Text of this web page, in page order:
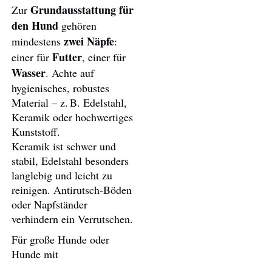
Zur Grundausstattung für
den Hund gehören
mindestens zwei Näpfe:
einer für Futter, einer für
Wasser. Achte auf
hygienisches, robustes
Material – z. B. Edelstahl,
Keramik oder hochwertiges
Kunststoff.
Keramik ist schwer und
stabil, Edelstahl besonders
langlebig und leicht zu
reinigen. Antirutsch-Böden
oder Napfständer
verhindern ein Verrutschen.
Für große Hunde oder
Hunde mit